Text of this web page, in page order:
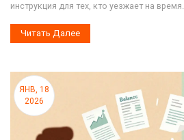
инструкция для тех, кто уезжает на время.
Читать Далее
ЯНВ, 18
2026